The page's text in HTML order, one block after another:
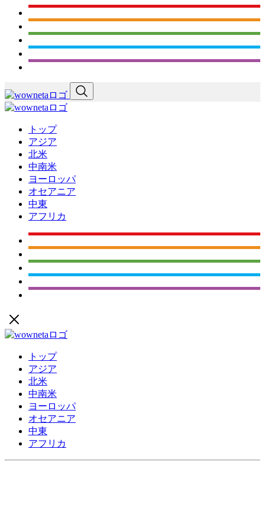
トップ
アジア
北米
中南米
ヨーロッパ
オセアニア
中東
アフリカ
トップ
アジア
北米
中南米
ヨーロッパ
オセアニア
中東
アフリカ